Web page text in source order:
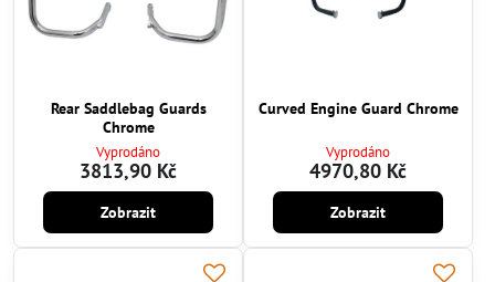
Rear Saddlebag Guards
Chrome
Vyprodáno
3813,90 Kč
Zobrazit
Curved Engine Guard Chrome
Vyprodáno
4970,80 Kč
Zobrazit